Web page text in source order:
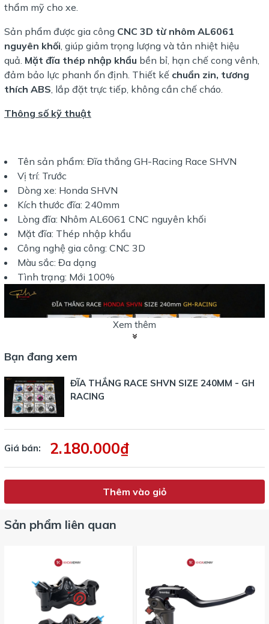
thẩm mỹ cho xe.
Sản phẩm được gia công CNC 3D từ nhôm AL6061
nguyên khối , giúp giảm trọng lượng và tản nhiệt hiệu
quả. Mặt đĩa thép nhập khẩu bền bỉ, hạn chế cong vênh,
đảm bảo lực phanh ổn định. Thiết kế chuẩn zin, tương
thích ABS , lắp đặt trực tiếp, không cần chế cháo.
Thông số kỹ thuật
Tên sản phẩm: Đĩa thắng GH-Racing Race SHVN
Vị trí: Trước
Dòng xe: Honda SHVN
Kích thước đĩa: 240mm
Lòng đĩa: Nhôm AL6061 CNC nguyên khối
Mặt đĩa: Thép nhập khẩu
Công nghệ gia công: CNC 3D
Màu sắc: Đa dạng
Tình trạng: Mới 100%
Xem thêm
Bạn đang xem
ĐĨA THẮNG RACE SHVN SIZE 240MM - GH
RACING
Giá bán: 2.180.000₫
Thêm vào giỏ
Sản phẩm liên quan